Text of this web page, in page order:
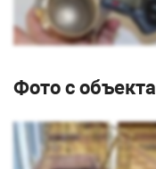
Фото с объекта